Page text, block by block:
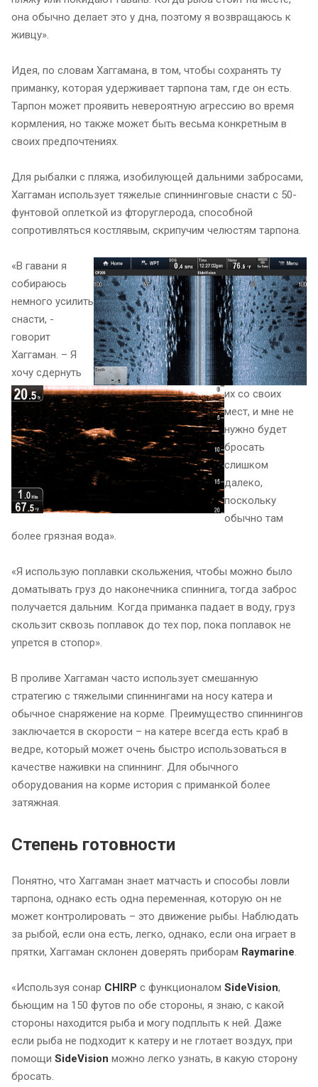
она обычно делает это у дна, поэтому я возвращаюсь к
живцу».
Идея, по словам Хаггамана, в том, чтобы сохранять ту
приманку, которая удерживает тарпона там, где он есть.
Тарпон может проявить невероятную агрессию во время
кормления, но также может быть весьма конкретным в
своих предпочтениях.
Для рыбалки с пляжа, изобилующей дальними забросами,
Хаггаман использует тяжелые спиннинговые снасти с 50-
фунтовой оплеткой из фторуглерода, способной
сопротивляться костлявым, скрипучим челюстям тарпона.
«В гавани я
собираюсь
немного усилить
снасти, -
говорит
Хаггаман. – Я
хочу сдернуть
их со своих
мест, и мне не
нужно будет
бросать
слишком
далеко,
поскольку
обычно там
более грязная вода».
«Я использую поплавки скольжения, чтобы можно было
доматывать груз до наконечника спиннига, тогда заброс
получается дальним. Когда приманка падает в воду, груз
скользит сквозь поплавок до тех пор, пока поплавок не
упрется в стопор».
В проливе Хаггаман часто использует смешанную
стратегию с тяжелыми спиннингами на носу катера и
обычное снаряжение на корме. Преимущество спиннингов
заключается в скорости – на катере всегда есть краб в
ведре, который может очень быстро использоваться в
качестве наживки на спиннинг. Для обычного
оборудования на корме история с приманкой более
затяжная.
Степень готовности
Понятно, что Хаггаман знает матчасть и способы ловли
тарпона, однако есть одна переменная, которую он не
может контролировать – это движение рыбы. Наблюдать
за рыбой, если она есть, легко, однако, если она играет в
прятки, Хаггаман склонен доверять приборам Raymarine.
«Используя сонар CHIRP с функционалом SideVision,
бьющим на 150 футов по обе стороны, я знаю, с какой
стороны находится рыба и могу подплыть к ней. Даже
если рыба не подходит к катеру и не глотает воздух, при
помощи SideVision можно легко узнать, в какую сторону
бросать.